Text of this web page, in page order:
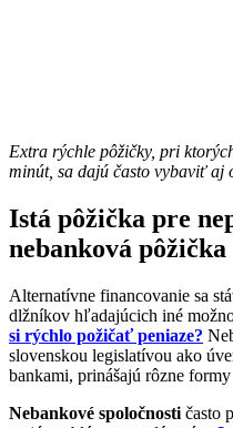
Extra rýchle pôžičky, pri
minút, sa dajú často vybaviť aj
Istá pôžička pre
nebanková pôžička
Alternatívne financovanie sa
dlžníkov hľadajúcich iné
si rýchlo požičať peniaze?
slovenskou legislatívou ako
bankami, prinášajú rôzne
Nebankové spoločnosti často